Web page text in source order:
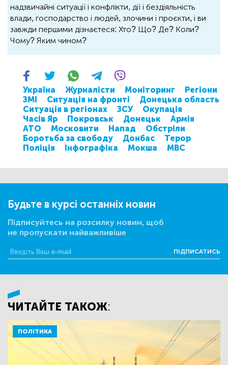
надзвичайні ситуації і конфлікти, дії і бездіяльність
влади, господарство і людей, злочини і проєкти, і ви
завжди першими дізнаєтеся: Хто? Що? Де? Коли?
Чому? Яким чином?
Україна Журналісти Моніторинг
Регіони
ЗМІ
Ситуація на фронті
Донецька область
Ситуація в регіонах
ЗСУ
Окупація
Часів Яр
Покровськ Донецьк
Армія
АТО
Московити Напад
Обстріли
Боротьба за свободу
Донбас
Терор
Поліція
Інфографіка Мокша МВС
Будьте в курсі останніх новин
Підписуйтесь на розсилку новин, щоб
не пропускати найважливіше
ПІДПИСАТИСЬ
ЧИТАЙТЕ ТАКОЖ:
ПОЛІТИКА